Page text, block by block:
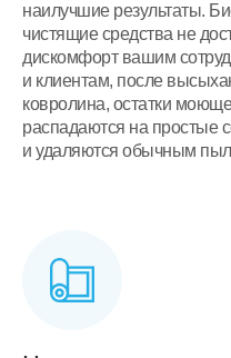
наилучшие результаты.
чистящие средства не
дискомфорт вашим
и клиентам, после
ковролина, остатки
распадаются на простые
и удаляются обычным